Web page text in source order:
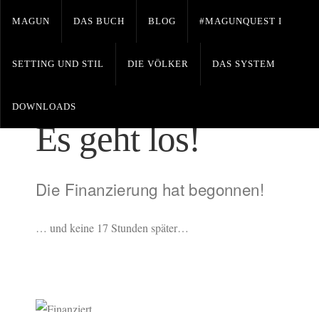
MAGUN DAS BUCH BLOG #MAGUNQUEST I
SETTING UND STIL DIE VÖLKER DAS SYSTEM
DOWNLOADS
Posted on September 1, 2016 by
Es geht los!
Die Finanzierung hat begonnen!
… und keine 17 Stunden später…